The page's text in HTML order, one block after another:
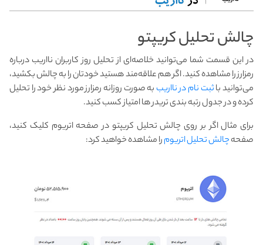
چالش تحلیل کریپتو
در این قسمت شما می‌توانید خلاصه‌ای از تحلیل روز کاربران نااریب درباره
رمزارز را مشاهده کنید. اگر هم علاقه‌مند هستید خودتان را به چالش بکشید،
می‌توانید باثبت نام در نااریببه صورت روزانه رمزارز مورد نظر خود را تحلیل
کرده و در جدول رتبه بندی تریدر ها امتیاز کسب کنید.
برای مثال اگر بر روی چالش تحلیل کریپتو در صفحه اتریوم کلیک کنید،
صفحهچالش تحلیل اتریومرا مشاهده خواهید کرد: